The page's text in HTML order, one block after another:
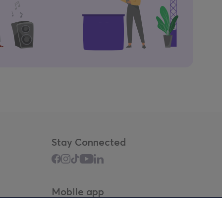
Stay Connected
Mobile app